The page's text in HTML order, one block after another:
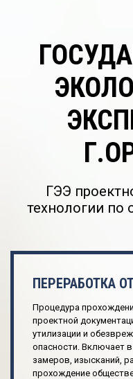
ГЭЭ
технологии по
ПЕРЕРАБОТКА
Процедура
проектной
утилизации и
опасности. Включает
замеров, изысканий,
прохождение